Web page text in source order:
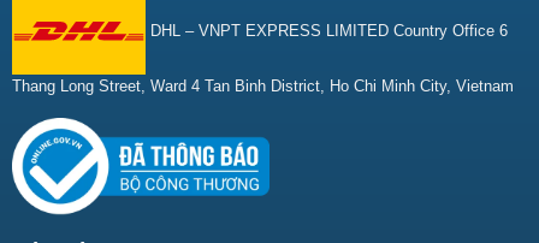
DHL – VNPT EXPRESS LIMITED Country Office 6
Thang Long Street, Ward 4 Tan Binh District, Ho Chi Minh City, Vietnam